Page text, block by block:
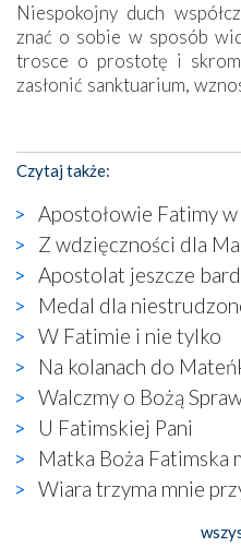
Niespokojny duch
znać o sobie w sposób
trosce o prostotę i
zasłonić sanktuarium,
katolickiego kultu.
autentyczną wiarą mogą
kaplice, w których
skrzynkę na narzędzia?
tuż przy nowej bazylice
zamiast Chrystusa
wyjętą ze starożytnych
kontekście naszych czasów
wizerunek Zbawiciela…
Zatem nawet w
naocznie przekonaliśmy
się ogromna walka o
wierzących. Do czego to
widzieliśmy w
gdzie w miejscu
księgarnia.
Nasze pielgrzymkowe
Czytaj także:
Apostołowie Fatimy
Z wdzięczności dla
Apostolat jeszcze
Medal dla
W Fatimie i nie tylko
Na kolanach do
Walczmy o Bożą
U Fatimskiej Pani
Matka Boża Fatimska
Wiara trzyma mnie